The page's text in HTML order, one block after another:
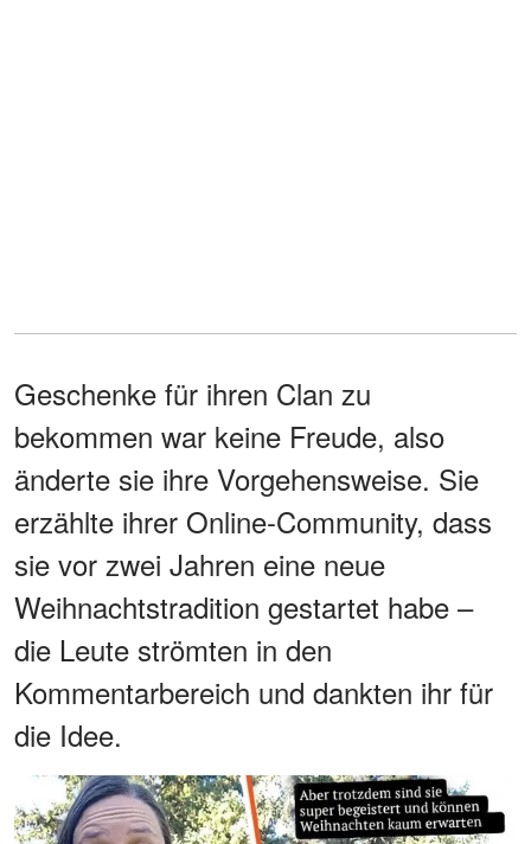
Geschenke für ihren Clan zu
bekommen war keine Freude, also
änderte sie ihre Vorgehensweise. Sie
erzählte ihrer Online-Community, dass
sie vor zwei Jahren eine neue
Weihnachtstradition gestartet habe –
die Leute strömten in den
Kommentarbereich und dankten ihr für
die Idee.